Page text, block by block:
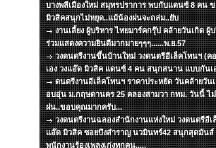
บางพลีเมืองใหม่ สมุทรปราการ พบกับแดนซ์ 8 คน
มิวสิคสนุกไม่หยุด..แม้น้องฝนจะถล่ม..ยับ
งานเลี้ยง ผู้บริหาร ไทยมาร์คกรุ๊ป คล้ายวันเกิด ผู้
ร่วมแสดงความยินดีมากมายๆๆๆ......พ.ย.57
วงดนตรีงานขึ้นบ้านใหม่ วงดนตรีอีเล็คโทนฯ (ค
เอง วงแอ๊ด มิวสิค แดนซ์ 4 คน สนุกสนาน แบบกันเ
ดนตรีงานอีเล็คโทนฯ ราคาประหยัด วันคล้ายวัน
อบอุ่น ม.กฤษดานคร 25 คลองสามวา กทม. วันนี้ ไ
ฝน..ขอบคุณมากครับ...
วงดนตรีงานฉลองสำนักงานแห่งใหม่ วงดนตรีอีเ
แอ๊ด มิวสิค ซอยบึงสำราญ นวมินทร์42 สนุกสุดมันส์
พนักงานร้องเพลงเก่งทุกคน.....